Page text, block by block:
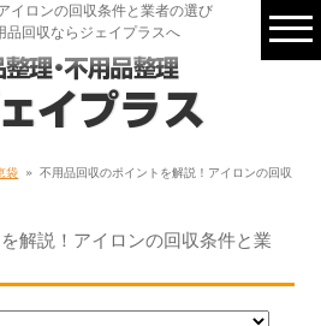
イロンの回収条件と業者の選び
回収ならジェイプラスへ
袋 » 不用品回収のポイントを解説！アイロンの回収
解説！アイロンの回収条件と業